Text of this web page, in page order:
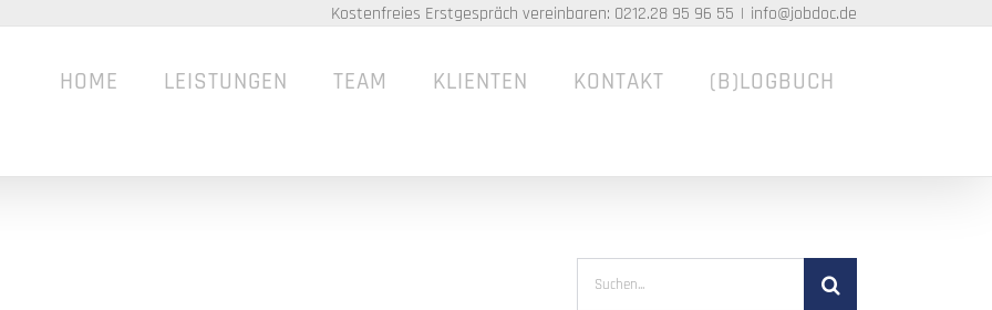
Kostenfreies Erstgespräch vereinbaren: 0212.28 95 96 55 | info@jobdoc.de
HOME LEISTUNGEN TEAM KLIENTEN KONTAKT (B)LOGBUCH